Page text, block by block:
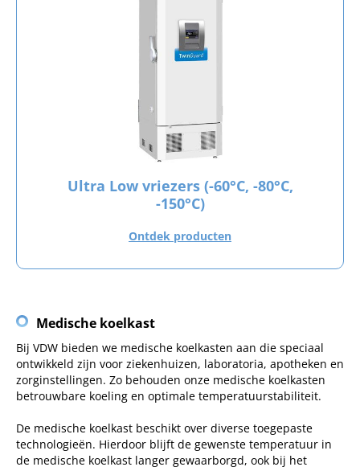
Ultra Low vriezers (-60°C, -80°C,
-150°C)
Ontdek producten
Medische koelkast
Bij VDW bieden we medische koelkasten aan die speciaal
ontwikkeld zijn voor ziekenhuizen, laboratoria, apotheken en
zorginstellingen. Zo behouden onze medische koelkasten
betrouwbare koeling en optimale temperatuurstabiliteit.
De medische koelkast beschikt over diverse toegepaste
technologieën. Hierdoor blijft de gewenste temperatuur in
de medische koelkast langer gewaarborgd, ook bij het